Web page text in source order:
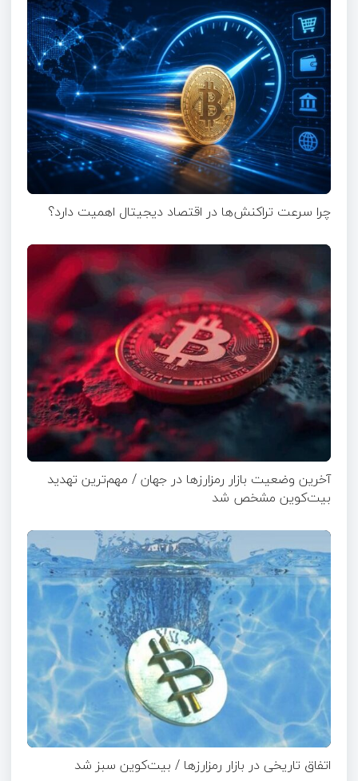
چرا سرعت تراکنش‌ها در اقتصاد دیجیتال اهمیت دارد؟
آخرین وضعیت بازار رمزارزها در جهان / مهم‌ترین تهدید
بیت‌کوین مشخص شد
اتفاق تاریخی در بازار رمزارزها / بیت‌کوین سبز شد